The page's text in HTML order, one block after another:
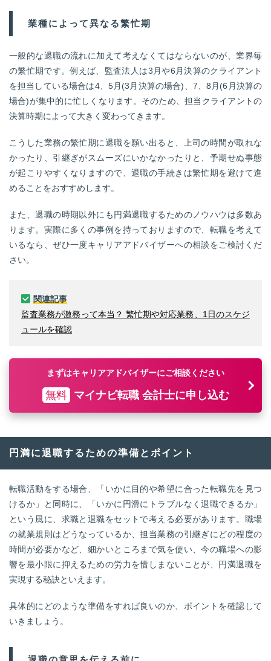
業種によって異なる繁忙期
一般的な退職の流れに加えて考えなくてはならないのが、業界毎
の繁忙期です。例えば、監査法人は3月や6月決算のクライアント
を担当している場合は4、5月(3月決算の場合)、7、8月(6月決算の
場合)が集中的に忙しくなります。そのため、担当クライアントの
決算時期によって大きく変わってきます。
こうした業務の繁忙期に退職を願い出ると、上司の時間が取れな
かったり、引継ぎがスムーズにいかなかったりと、予期せぬ事態
が起こりやすくなりますので、退職の手続きは繁忙期を避けて進
めることをおすすめします。
また、退職の時期以外にも円満退職するためのノウハウは多数あ
ります。実際に多くの事例を持っておりますので、転職を考えて
いるなら、ぜひ一度キャリアアドバイザーへの相談をご検討くだ
さい。
関連記事
監査業務が激務って本当？ 繁忙期や対応業務、1日のスケジ
ュールを確認
まずはキャリアアドバイザーにご相談ください
無料 マイナビ転職 会計士に申し込む
円満に退職するための準備とポイント
転職活動をする場合、「いかに目的や希望に合った転職先を見つ
けるか」と同時に、「いかに円滑にトラブルなく退職できるか」
という風に、求職と退職をセットで考える必要があります。職場
の就業規則はどうなっているか、担当業務の引継ぎにどの程度の
時間が必要かなど、細かいところまで気を使い、今の職場への影
響を最小限に抑えるための労力を惜しまないことが、円満退職を
実現する秘訣といえます。
具体的にどのような準備をすれば良いのか、ポイントを確認して
いきましょう。